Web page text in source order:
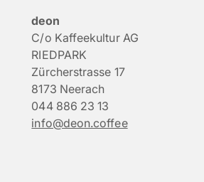
deon
C/o Kaffeekultur AG
RIEDPARK
Zürcherstrasse 17
8173 Neerach
044 886 23 13
info@deon.coffee